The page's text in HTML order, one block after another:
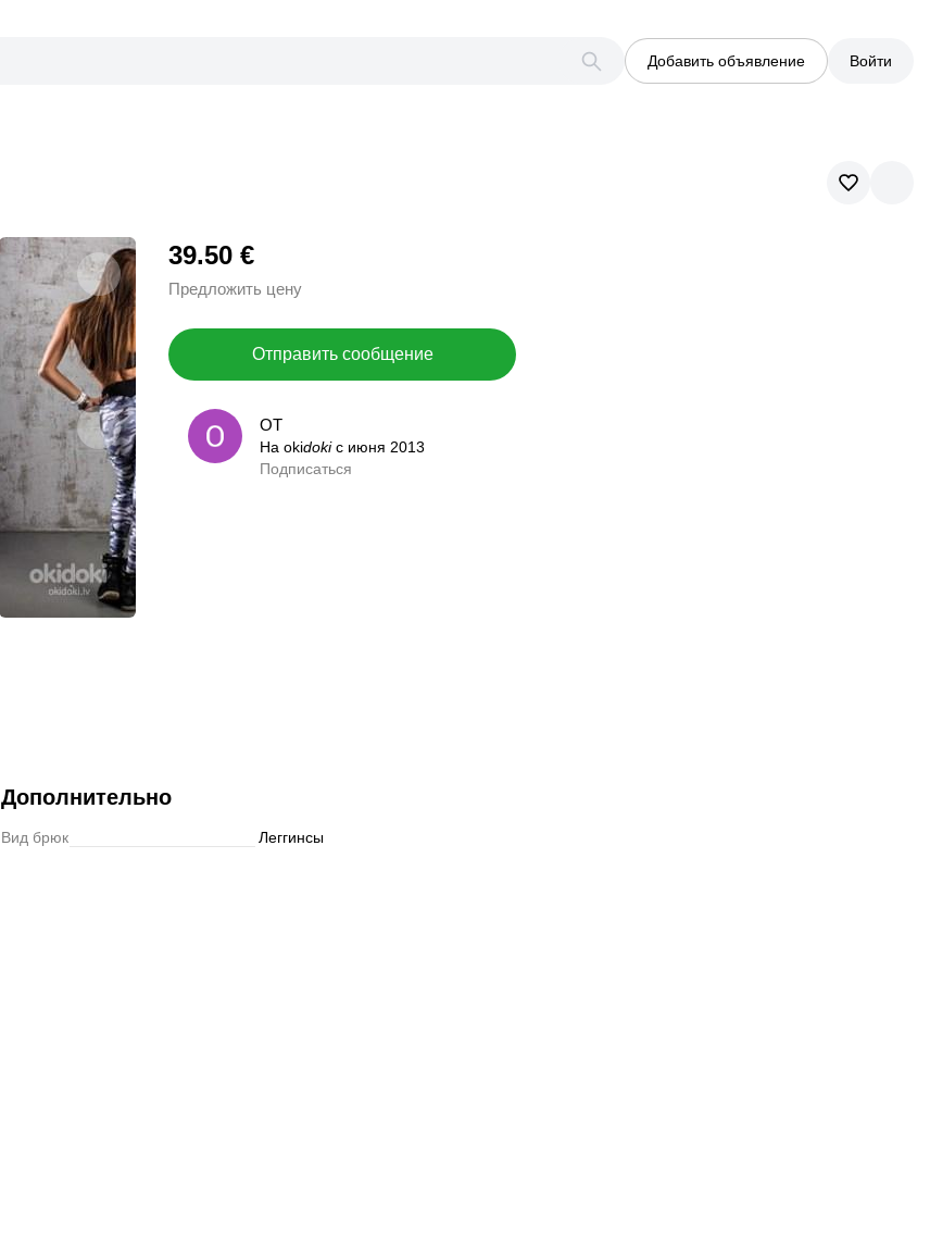
Добавить объявление Войти
39.50 €
Предложить цену
Отправить сообщение
ОТ
На okidokiс июня 2013
Подписаться
ОТ
На okidokiс июня 2013
0,0
Дополнительно
Вид брюк Леггинсы